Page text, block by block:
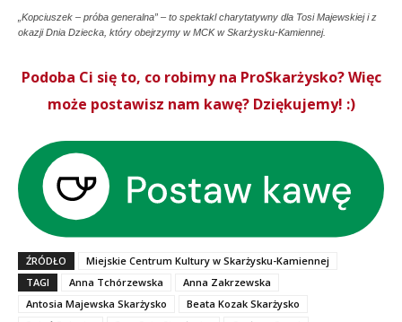
„Kopciuszek – próba generalna” – to spektakl charytatywny dla Tosi Majewskiej i z
okazji Dnia Dziecka, który obejrzymy w MCK w Skarżysku-Kamiennej.
Podoba Ci się to, co robimy na ProSkarżysko? Więc
może postawisz nam kawę? Dziękujemy! :)
ŹRÓDŁO
Miejskie Centrum Kultury w Skarżysku-Kamiennej
TAGI
Anna Tchórzewska
Anna Zakrzewska
Antosia Majewska Skarżysko
Beata Kozak Skarżysko